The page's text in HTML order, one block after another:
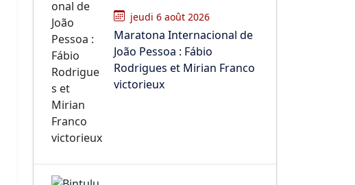
jeudi 6 août 2026
Maratona Internacional de
João Pessoa : Fábio
Rodrigues et Mirian Franco
victorieux